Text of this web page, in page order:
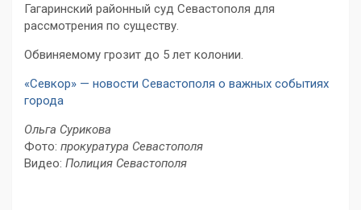
Гагаринский районный суд Севастополя для
рассмотрения по существу.
Обвиняемому грозит до 5 лет колонии.
«Севкор» — новости Севастополя о важных событиях
города
Ольга Сурикова
Фото: прокуратура Севастополя
Видео: Полиция Севастополя